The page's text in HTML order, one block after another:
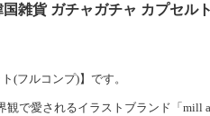
雑貨 ガチャガチャ カプセル
(フルコンプ)】です。
観で愛されるイラストブランド「mill